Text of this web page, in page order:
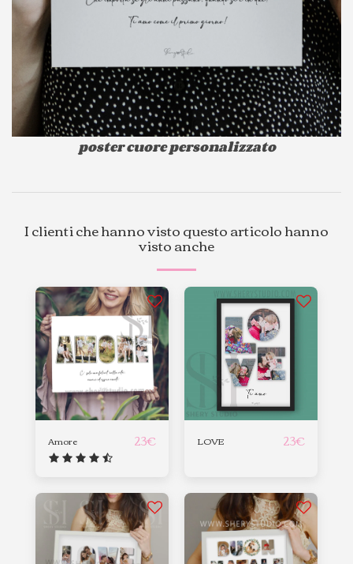
poster cuore personalizzato
I clienti che hanno visto questo articolo hanno
visto anche
Amore 23€ LOVE 23€